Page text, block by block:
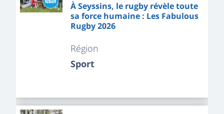
À Seyssins, le rugby révèle toute
sa force humaine : Les Fabulous
Rugby 2026
Région
Sport